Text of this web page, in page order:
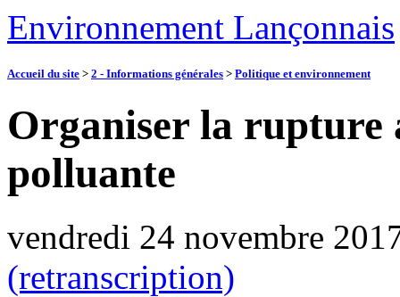
Environnement Lançonnais
Accueil du site > 2 - Informations générales > Politique et environnement
Organiser la rupture
polluante
vendredi 24 novembre
(retranscription)